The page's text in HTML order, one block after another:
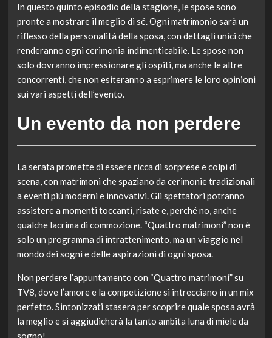
In questo quinto episodio della stagione, le spose sono
pronte a mostrare il meglio di sé. Ogni matrimonio sarà un
riflesso della personalità della sposa, con dettagli unici che
renderanno ogni cerimonia indimenticabile. Le spose non
solo dovranno impressionare gli ospiti, ma anche le altre
concorrenti, che non esiteranno a esprimere le loro opinioni
sui vari aspetti dell’evento.
Un evento da non perdere
La serata promette di essere ricca di sorprese e colpi di
scena, con matrimoni che spaziano da cerimonie tradizionali
a eventi più moderni e innovativi. Gli spettatori potranno
assistere a momenti toccanti, risate e, perché no, anche
qualche lacrima di commozione. “Quattro matrimoni” non è
solo un programma di intrattenimento, ma un viaggio nel
mondo dei sogni e delle aspirazioni di ogni sposa.
Non perdere l’appuntamento con “Quattro matrimoni” su
TV8, dove l’amore e la competizione si intrecciano in un mix
perfetto. Sintonizzati stasera per scoprire quale sposa avrà
la meglio e si aggiudicherà la tanto ambita luna di miele da
sogno!